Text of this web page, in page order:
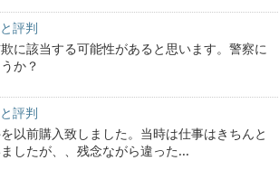
評判
に該当する可能性があると思います。警察に
か？
評判
以前購入致しました。当時は仕事はきちんと
したが、、残念ながら違った...